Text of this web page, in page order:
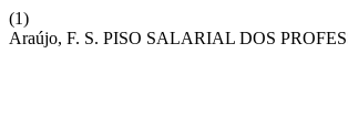
(1)
Araújo, F. S. PISO SALARIAL DOS